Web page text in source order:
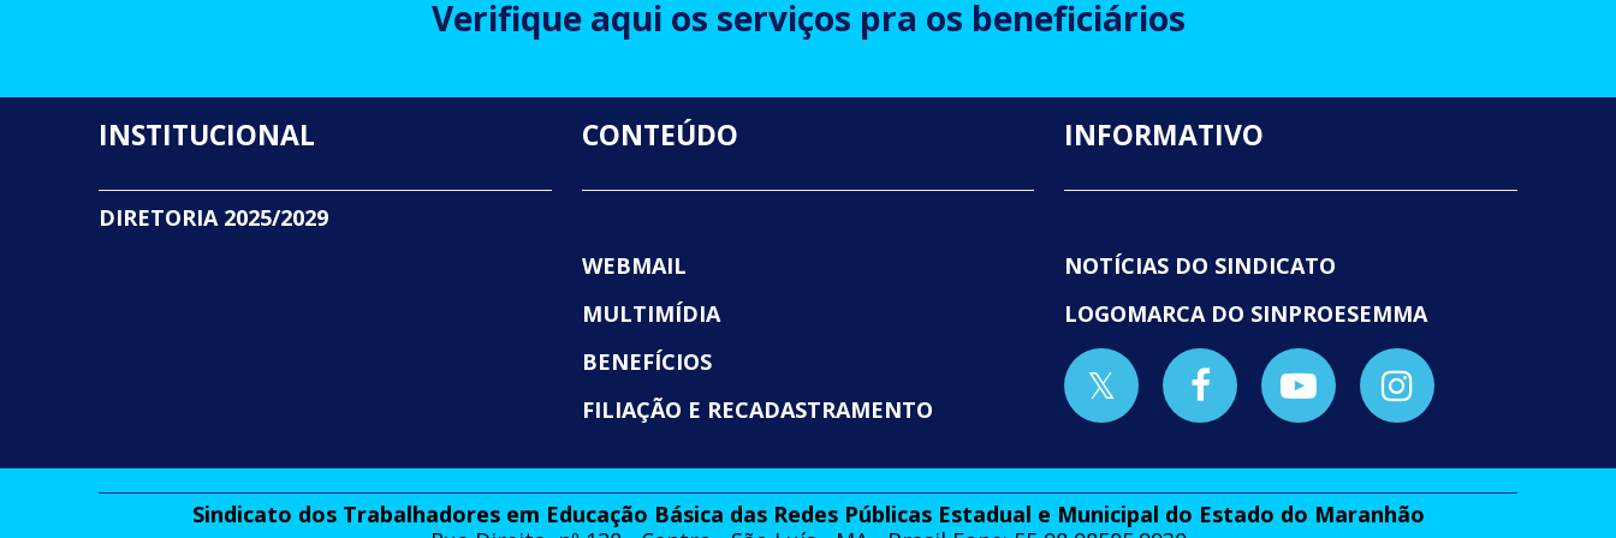
Verifique aqui os serviços pra os beneficiários
INSTITUCIONAL
DIRETORIA 2025/2029
CONTEÚDO
WEBMAIL
MULTIMÍDIA
BENEFÍCIOS
FILIAÇÃO E RECADASTRAMENTO
INFORMATIVO
NOTÍCIAS DO SINDICATO
LOGOMARCA DO SINPROESEMMA
Sindicato dos Trabalhadores em Educação Básica das Redes Públicas Estadual e Municipal do Estado do Maranhão